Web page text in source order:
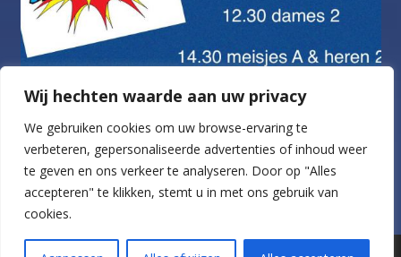
Wij hechten waarde aan uw privacy
We gebruiken cookies om uw browse-ervaring te
verbeteren, gepersonaliseerde advertenties of inhoud weer
te geven en ons verkeer te analyseren. Door op "Alles
accepteren" te klikken, stemt u in met ons gebruik van
cookies.
Volg op Instagram